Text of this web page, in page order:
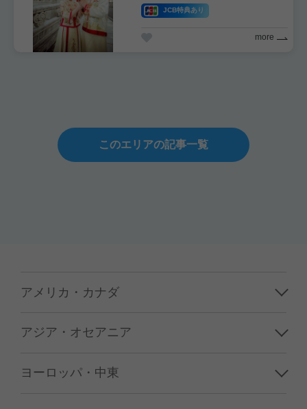
JCB特典あり
more
このエリアの記事一覧
アメリカ・カナダ
ハワイ
アジア・オセアニア
韓国
ヨーロッパ・中東